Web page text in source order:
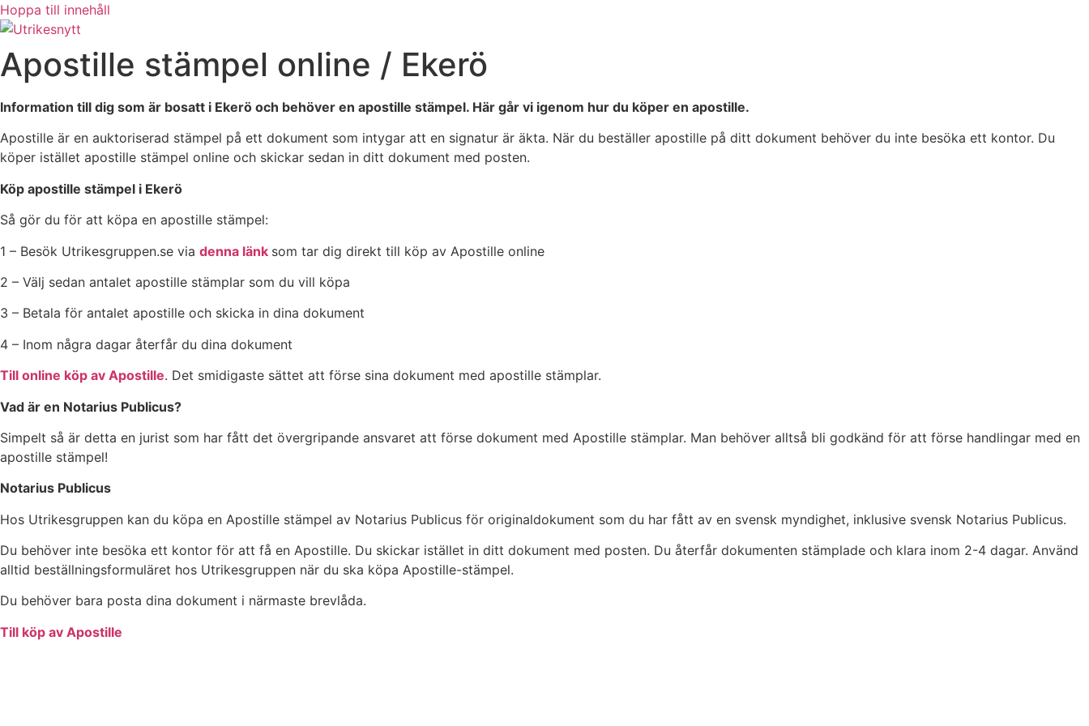
Hoppa till innehåll
Apostille stämpel online / Ekerö
Information till dig som är bosatt i Ekerö och behöver en apostille stämpel. Här går vi igenom hur du köper en apostille.
Apostille är en auktoriserad stämpel på ett dokument som intygar att en signatur är äkta. När du beställer apostille på ditt dokument behöver du inte besöka ett kontor. Du
köper istället apostille stämpel online och skickar sedan in ditt dokument med posten.
Köp apostille stämpel i Ekerö
Så gör du för att köpa en apostille stämpel:
1 – Besök Utrikesgruppen.se via denna länk som tar dig direkt till köp av Apostille online
2 – Välj sedan antalet apostille stämplar som du vill köpa
3 – Betala för antalet apostille och skicka in dina dokument
4 – Inom några dagar återfår du dina dokument
Till online köp av Apostille. Det smidigaste sättet att förse sina dokument med apostille stämplar.
Vad är en Notarius Publicus?
Simpelt så är detta en jurist som har fått det övergripande ansvaret att förse dokument med Apostille stämplar. Man behöver alltså bli godkänd för att förse handlingar med en
apostille stämpel!
Notarius Publicus
Hos Utrikesgruppen kan du köpa en Apostille stämpel av Notarius Publicus för originaldokument som du har fått av en svensk myndighet, inklusive svensk Notarius Publicus.
Du behöver inte besöka ett kontor för att få en Apostille. Du skickar istället in ditt dokument med posten. Du återfår dokumenten stämplade och klara inom 2-4 dagar. Använd
alltid beställningsformuläret hos Utrikesgruppen när du ska köpa Apostille-stämpel.
Du behöver bara posta dina dokument i närmaste brevlåda.
Till köp av Apostille